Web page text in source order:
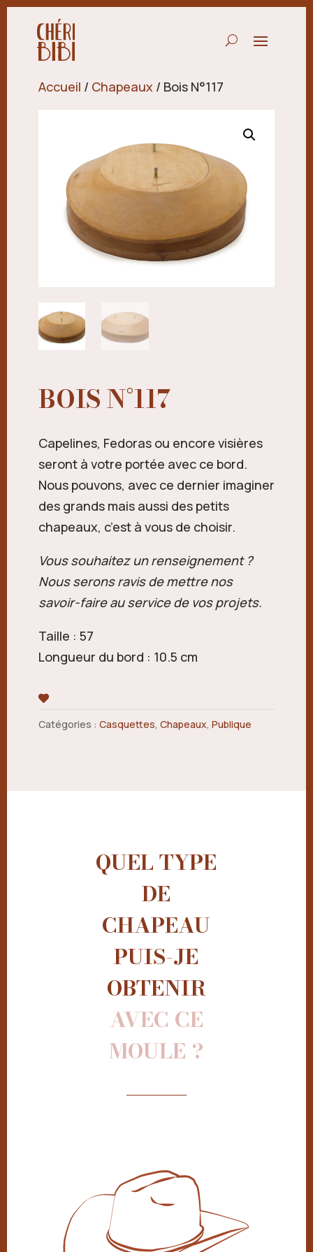
Accueil / Chapeaux/ Bois N°117
BOIS N°117
Capelines, Fedoras ou encore visières
seront à votre portée avec ce bord.
Nous pouvons, avec ce dernier imaginer
des grands mais aussi des petits
chapeaux, c’est à vous de choisir.
Vous souhaitez un renseignement ?
Nous serons ravis de mettre nos
savoir-faire au service de vos projets.
Taille : 57
Longueur du bord : 10.5 cm
Catégories : Casquettes, Chapeaux, Publique
QUEL TYPE
DE
CHAPEAU
PUIS-JE
OBTENIR
AVEC CE
MOULE ?